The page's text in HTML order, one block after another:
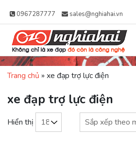
0967287777 sales@nghiahai.vn
Xe đạp Nhật Nghĩa
Hải – Xe Đạp Trợ
Lực Nhật Bản
Không chỉ là xe đạp, đó còn là công
nghệ
Trang chủ » xe đạp trợ lực điện
xe đạp trợ lực điện
Hiển thị